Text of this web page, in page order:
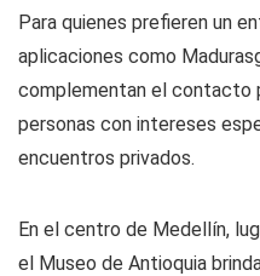
Para quienes prefieren un
aplicaciones como
complementan el contacto
personas con intereses
encuentros privados.
En el centro de Medellín,
el Museo de Antioquia